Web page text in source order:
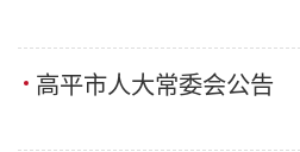
高平市人大常委会公告